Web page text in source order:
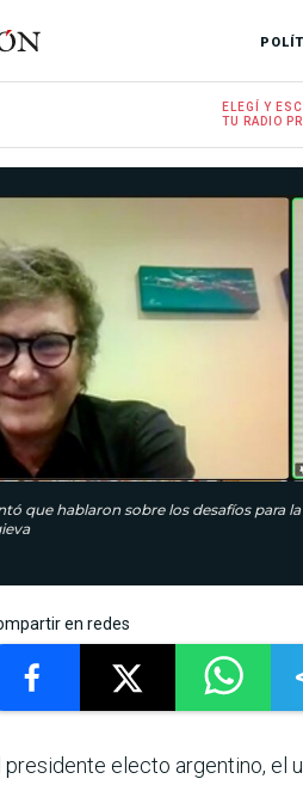
ELEGÍ Y
TU RADIO
que hablaron sobre los desafíos para
en redes
presidente electo argentino, el